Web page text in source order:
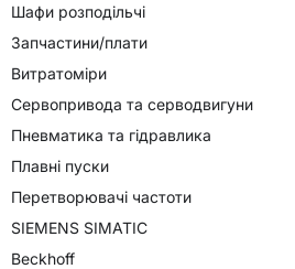
Шафи розподільчі
Запчастини/плати
Витратоміри
Сервопривода та серводвигуни
Пневматика та гідравлика
Плавні пуски
Перетворювачі частоти
SIEMENS SIMATIC
Beckhoff